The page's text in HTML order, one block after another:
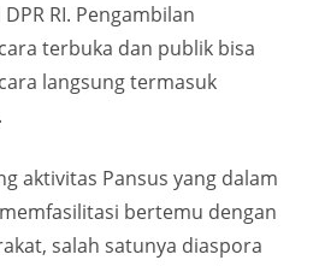
RI. Pengambilan
terbuka dan publik bisa
langsung termasuk
aktivitas Pansus yang dalam
bertemu dengan
salah satunya diaspora